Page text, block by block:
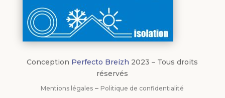
Conception Perfecto Breizh 2023 – Tous droits
réservés
Mentions légales – Politique de confidentialité